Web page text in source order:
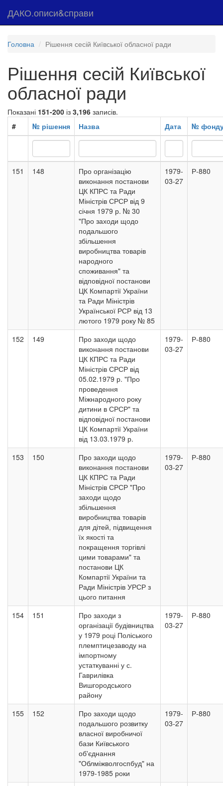
ДАКО.описи&справи
Головна Рішення сесій Київської обласної ради
Рішення сесій Київської
обласної ради
Показані 151-200 із 3,196 записів.
#
№ рішення Назва Дата №
151 148
Про організацію
виконання постанови
ЦК КПРС та Ради
Міністрів СРСР від 9
січня 1979 р. № 30
"Про заходи щодо
подальшого
збільшення
виробництва товарів
народного
споживання" та
відповідної постанови
ЦК Компартії України
та Ради Міністрів
Української РСР від 13
лютого 1979 року № 85
1979-
03-27
Р-880
152 149
Про заходи щодо
виконання постанови
ЦК КПРС та Ради
Міністрів СРСР від
05.02.1979 р. "Про
проведення
Міжнародного року
дитини в СРСР" та
відповідної постанови
ЦК Компартії України
від 13.03.1979 р.
1979-
03-27
Р-880
153 150
Про заходи щодо
виконання постанови
ЦК КПРС та Ради
Міністрів СРСР "Про
заходи щодо
збільшення
виробництва товарів
для дітей, підвищення
їх якості та
покращення торгівлі
цими товарами" та
постанови ЦК
Компартії України та
Ради Міністрів УРСР з
цього питання
1979-
03-27
Р-880
154 151
Про заходи з
організації будівництва
у 1979 році Поліського
племптицезаводу на
імпортному
устаткуванні у с.
Гаврилівка
Вишгородського
району
1979-
03-27
Р-880
155 152
Про заходи щодо
подальшого розвитку
власної виробничої
бази Київського
об'єднання
"Облміжволгоспбуд" на
1979-1985 роки
1979-
03-27
Р-880